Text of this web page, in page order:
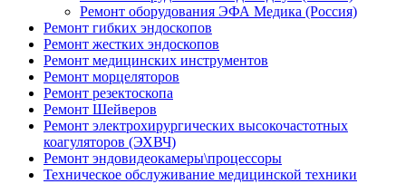
Ремонт оборудования ЭФА Медика (Россия)
Ремонт гибких эндоскопов
Ремонт жестких эндоскопов
Ремонт медицинских инструментов
Ремонт морцеляторов
Ремонт резектоскопа
Ремонт Шейверов
Ремонт электрохирургических высокочастотных
коагуляторов (ЭХВЧ)
Ремонт эндовидеокамеры\процессоры
Техническое обслуживание медицинской техники